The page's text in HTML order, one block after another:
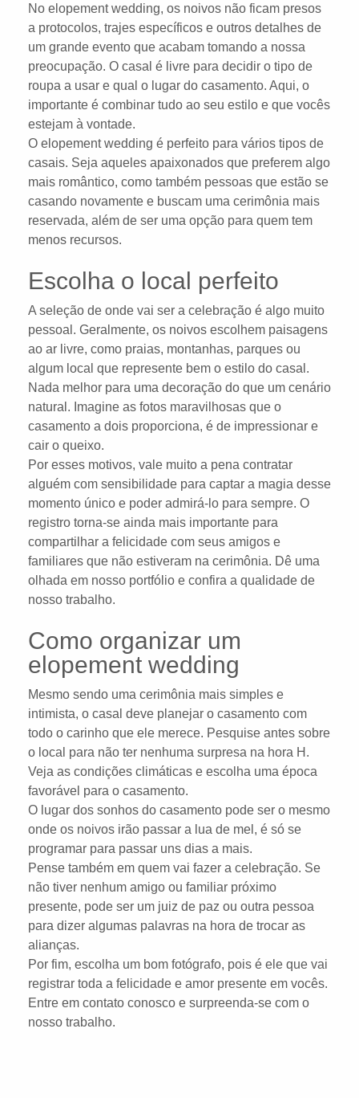
No elopement wedding, os noivos não ficam presos
a protocolos, trajes específicos e outros detalhes de
um grande evento que acabam tomando a nossa
preocupação. O casal é livre para decidir o tipo de
roupa a usar e qual o lugar do casamento. Aqui, o
importante é combinar tudo ao seu estilo e que vocês
estejam à vontade.
O elopement wedding é perfeito para vários tipos de
casais. Seja aqueles apaixonados que preferem algo
mais romântico, como também pessoas que estão se
casando novamente e buscam uma cerimônia mais
reservada, além de ser uma opção para quem tem
menos recursos.
Escolha o local perfeito
A seleção de onde vai ser a celebração é algo muito
pessoal. Geralmente, os noivos escolhem paisagens
ao ar livre, como praias, montanhas, parques ou
algum local que represente bem o estilo do casal.
Nada melhor para uma decoração do que um cenário
natural. Imagine as fotos maravilhosas que o
casamento a dois proporciona, é de impressionar e
cair o queixo.
Por esses motivos, vale muito a pena contratar
alguém com sensibilidade para captar a magia desse
momento único e poder admirá-lo para sempre. O
registro torna-se ainda mais importante para
compartilhar a felicidade com seus amigos e
familiares que não estiveram na cerimônia. Dê uma
olhada em nosso portfólio e confira a qualidade de
nosso trabalho.
Como organizar um
elopement wedding
Mesmo sendo uma cerimônia mais simples e
intimista, o casal deve planejar o casamento com
todo o carinho que ele merece. Pesquise antes sobre
o local para não ter nenhuma surpresa na hora H.
Veja as condições climáticas e escolha uma época
favorável para o casamento.
O lugar dos sonhos do casamento pode ser o mesmo
onde os noivos irão passar a lua de mel, é só se
programar para passar uns dias a mais.
Pense também em quem vai fazer a celebração. Se
não tiver nenhum amigo ou familiar próximo
presente, pode ser um juiz de paz ou outra pessoa
para dizer algumas palavras na hora de trocar as
alianças.
Por fim, escolha um bom fotógrafo, pois é ele que vai
registrar toda a felicidade e amor presente em vocês.
Entre em contato conosco e surpreenda-se com o
nosso trabalho.